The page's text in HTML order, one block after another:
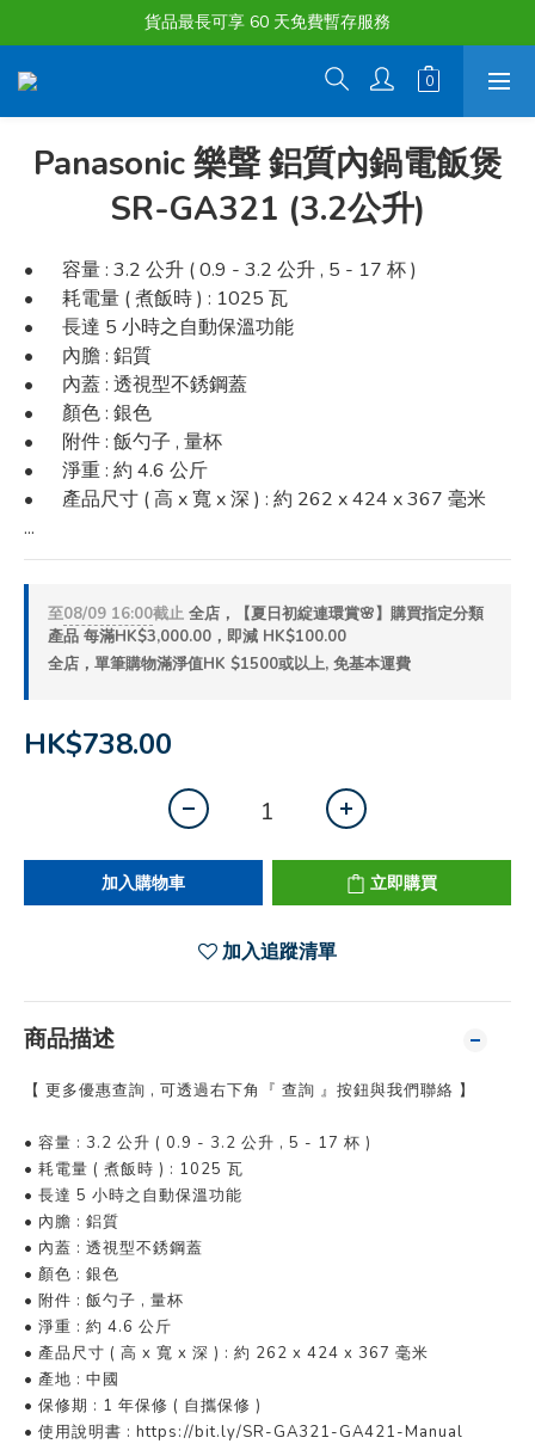
購物滿淨值HK $1500或以上 , 即可享一次免費標準送貨服務。
貨品最長可享 60 天免費暫存服務
購物滿淨值HK $1500或以上 , 即可享一次免費標準送貨服務。
Panasonic 樂聲 鋁質內鍋電飯煲
SR-GA321 (3.2公升)
•	容量 : 3.2 公升 ( 0.9 - 3.2 公升 , 5 - 17 杯 )
•	耗電量 ( 煮飯時 ) : 1025 瓦
•	長達 5 小時之自動保溫功能
•	內膽 : 鋁質
•	內蓋 : 透視型不銹鋼蓋
•	顏色 : 銀色
•	附件 : 飯勺子 , 量杯
•	淨重 : 約 4.6 公斤
•	產品尺寸 ( 高 x 寬 x 深 ) : 約 262 x 424 x 367 毫米
...
至08/09 16:00截止 全店，【夏日初綻連環賞🌸】購買指定分類
產品 每滿HK$3,000.00，即減 HK$100.00
全店，單筆購物滿淨值HK $1500或以上, 免基本運費
HK$738.00
加入購物車 立即購買
加入追蹤清單
商品描述
【 更多優惠查詢 , 可透過右下角『 查詢 』按鈕與我們聯絡 】
• 容量 : 3.2 公升 ( 0.9 - 3.2 公升 , 5 - 17 杯 )
• 耗電量 ( 煮飯時 ) : 1025 瓦
• 長達 5 小時之自動保溫功能
• 內膽 : 鋁質
• 內蓋 : 透視型不銹鋼蓋
• 顏色 : 銀色
• 附件 : 飯勺子 , 量杯
• 淨重 : 約 4.6 公斤
• 產品尺寸 ( 高 x 寬 x 深 ) : 約 262 x 424 x 367 毫米
• 產地 : 中國
• 保修期 : 1 年保修 ( 自攜保修 )
• 使用說明書 : https://bit.ly/SR-GA321-GA421-Manual